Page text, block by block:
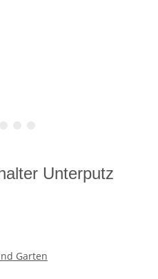
Unterputz
Garten